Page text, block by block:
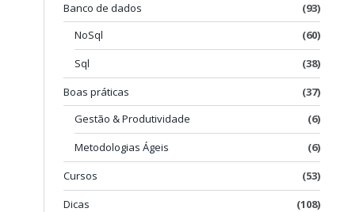
Banco de dados
(93)
NoSql
(60)
Sql
(38)
Boas práticas
(37)
Gestão & Produtividade
(6)
Metodologias Ágeis
(6)
Cursos
(53)
Dicas
(108)